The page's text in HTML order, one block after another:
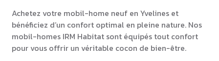
Achetez votre mobil-home neuf en Yvelines et
bénéficiez d’un confort optimal en pleine nature. Nos
mobil-homes IRM Habitat sont équipés tout confort
pour vous offrir un véritable cocon de bien-être.